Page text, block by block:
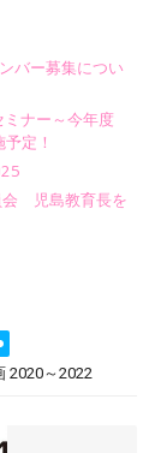
バー募集につい
ミナー～今年度
定！
会 児島教育長を
2020～2022